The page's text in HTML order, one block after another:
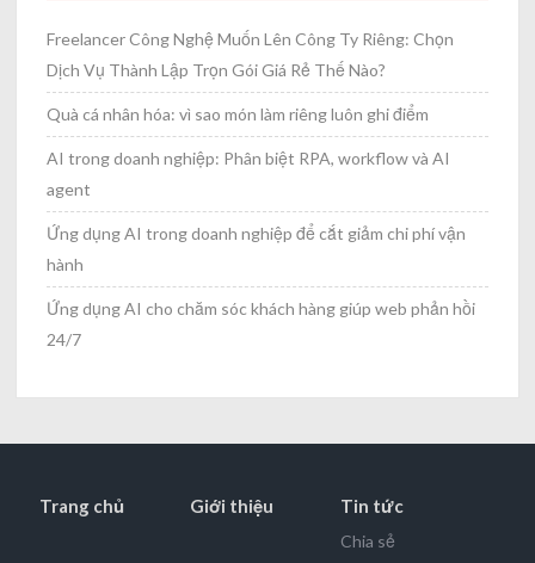
Freelancer Công Nghệ Muốn Lên Công Ty Riêng: Chọn
Dịch Vụ Thành Lập Trọn Gói Giá Rẻ Thế Nào?
Quà cá nhân hóa: vì sao món làm riêng luôn ghi điểm
AI trong doanh nghiệp: Phân biệt RPA, workflow và AI
agent
Ứng dụng AI trong doanh nghiệp để cắt giảm chi phí vận
hành
Ứng dụng AI cho chăm sóc khách hàng giúp web phản hồi
24/7
Trang chủ Giới thiệu Tin tức
Chia sẻ